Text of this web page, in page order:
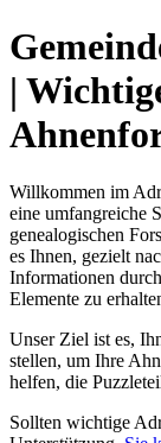
|
Willkommen im
eine umfangreiche
genealogischen
es Ihnen, gezielt
Informationen
Elemente zu
Unser Ziel ist es,
stellen, um Ihre
helfen, die
Sollten wichtige